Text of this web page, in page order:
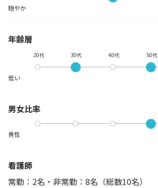
穏やか
年齢層
低い
20代 30代 40代 50代
男女比率
男性
看護師
常勤：2名・非常勤：8名 （総数10名）